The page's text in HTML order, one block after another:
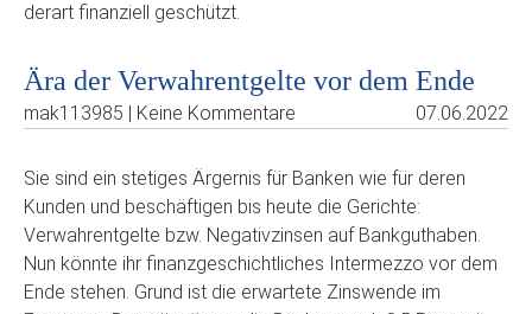
derart finanziell geschützt.
Ära der Verwahrentgelte vor dem Ende
mak113985 | Keine Kommentare 07.06.2022
Sie sind ein stetiges Ärgernis für Banken wie für deren
Kunden und beschäftigen bis heute die Gerichte:
Verwahrentgelte bzw. Negativzinsen auf Bankguthaben.
Nun könnte ihr finanzgeschichtliches Intermezzo vor dem
Ende stehen. Grund ist die erwartete Zinswende im